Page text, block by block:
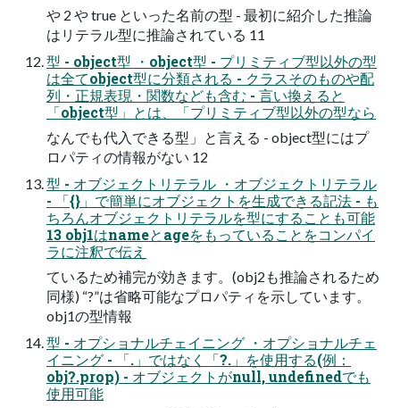
や 2 や true といった名前の型 - 最初に紹介した推論
はリテラル型に推論されている 11
型 - object型 ・object型 - プリミティブ型以外の型
は全てobject型に分類される - クラスそのものや配
列・正規表現・関数なども含む - 言い換えると
「object型」とは、「プリミティブ型以外の型なら
なんでも代入できる型」と言える - object型にはプ
ロパティの情報がない 12
型 - オブジェクトリテラル ・オブジェクトリテラル
- 「{}」で簡単にオブジェクトを生成できる記法 - も
ちろんオブジェクトリテラルを型にすることも可能
13 obj1はnameとageをもっていることをコンパイ
ラに注釈で伝え
ているため補完が効きます。(obj2も推論されるため
同様) “?”は省略可能なプロパティを示しています。
obj1の型情報
型 - オプショナルチェイニング ・オプショナルチェ
イニング - 「.」ではなく「?.」を使用する(例：
obj?.prop) - オブジェクトがnull, undefinedでも
使用可能